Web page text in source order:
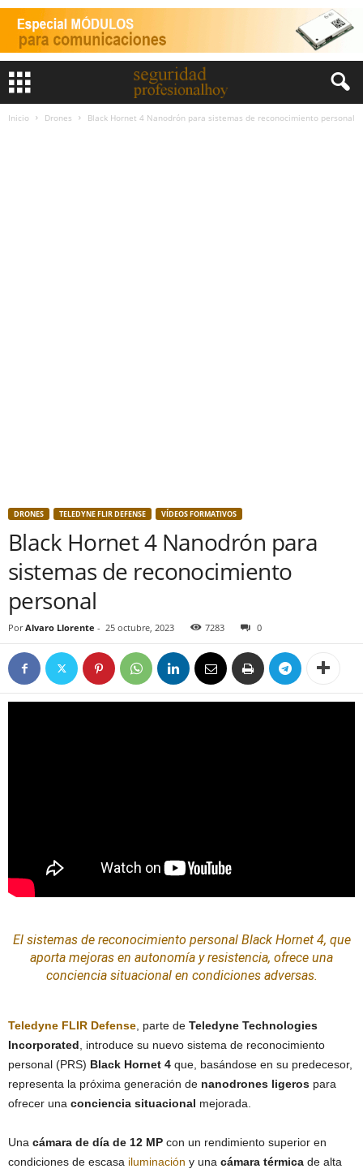
Inicio Drones Black Hornet 4 Nanodrón para sistemas de reconocimiento personal
DRONES TELEDYNE FLIR DEFENSE VÍDEOS FORMATIVOS
Black Hornet 4 Nanodrón para
sistemas de reconocimiento
personal
Por Alvaro Llorente - 25 octubre, 2023 7283 0
El sistemasde reconocimiento personalBlack Hornet 4, que
aporta mejoras en autonomía y resistencia, ofrece una
conciencia situacional en condiciones adversas.
Teledyne FLIR Defense , parte de Teledyne Technologies
Incorporated , introduce su nuevo sistema de reconocimiento
personal (PRS) Black Hornet 4 que, basándose en su predecesor,
representa la próxima generación de nanodrones ligeros para
ofrecer una conciencia situacional mejorada.
Una cámara de día de 12 MP con un rendimiento superior en
condiciones de escasa iluminación y una cámara térmica de alta